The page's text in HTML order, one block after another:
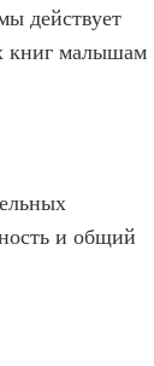
действует
книг малышам
и общий